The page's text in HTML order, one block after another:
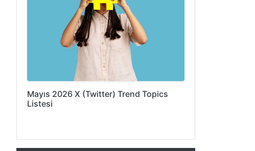
Mayıs 2026 X (Twitter) Trend Topics
Listesi